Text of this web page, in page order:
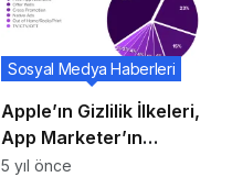
Apple’ın Gizlilik İlkeleri,
App Marketer’ın
Android’e Geçişini
Sosyal Medya Haberleri
5 yıl önce